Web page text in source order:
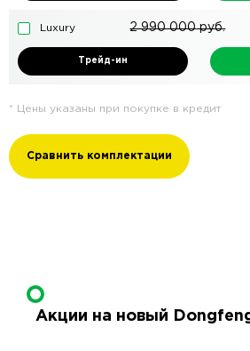
Luxury 2 990 000руб.
Трейд-ин
* Цены указаны при покупке в кредит
Сравнить комплектации
Акции на новый